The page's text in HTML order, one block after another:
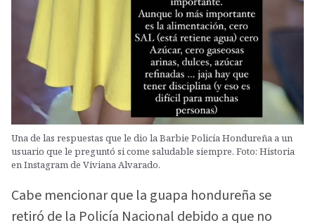
Una de las respuestas que le dio la Barbie Policía Hondureña a un
usuario que le preguntó si come saludable siempre. Foto: Historia
en Instagram de Viviana Alvarado.
Cabe mencionar que la guapa hondureña se
retiró de la Policía Nacional debido a que no